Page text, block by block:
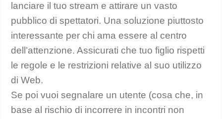
lanciare il tuo stream e attirare un vasto
pubblico di spettatori. Una soluzione piuttosto
interessante per chi ama essere al centro
dell’attenzione. Assicurati che tuo figlio rispetti
le regole e le restrizioni relative al suo utilizzo
di Web.
Se poi vuoi segnalare un utente (cosa che, in
base al rischio di incorrere in incontri non